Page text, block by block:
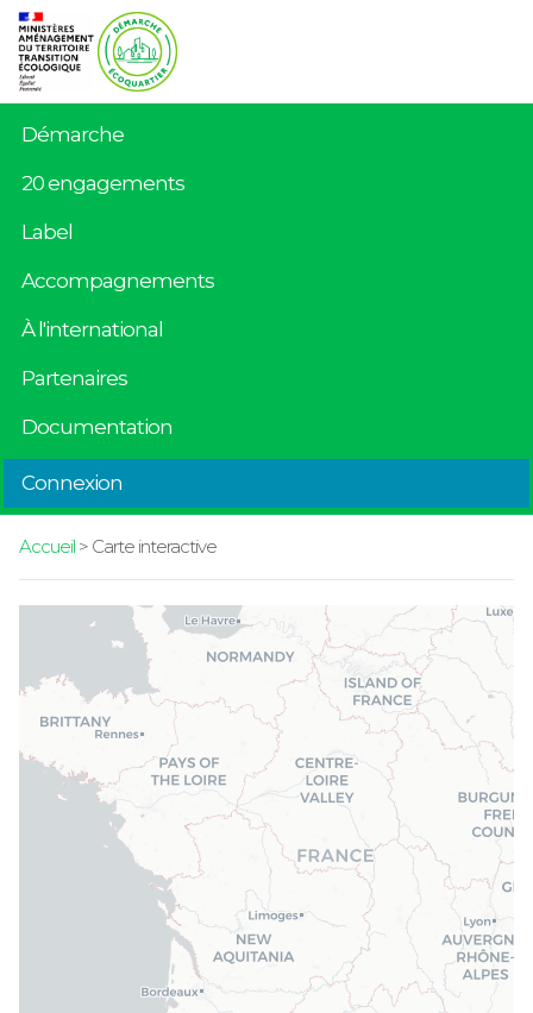
Démarche
20 engagements
Label
Accompagnements
À l'international
Partenaires
Documentation
Connexion
Accueil> Carte interactive